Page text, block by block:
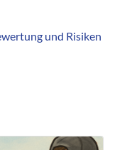
und Risiken